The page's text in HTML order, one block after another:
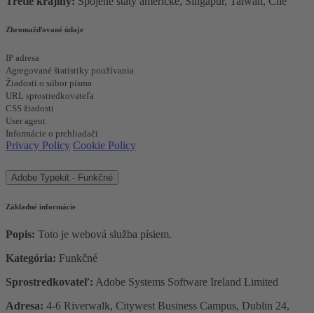
Zhromažďované údaje
IP adresa
Agregované štatistiky používania
Žiadosti o súbor písma
URL sprostredkovateľa
CSS žiadosti
User agent
Informácie o prehliadači
Privacy Policy Cookie Policy
Adobe Typekit - Funkčné
Základné informácie
Popis: Toto je webová služba písiem.
Kategória: Funkčné
Sprostredkovateľ: Adobe Systems Software Ireland Limited
Adresa: 4-6 Riverwalk, Citywest Business Campus, Dublin 24,